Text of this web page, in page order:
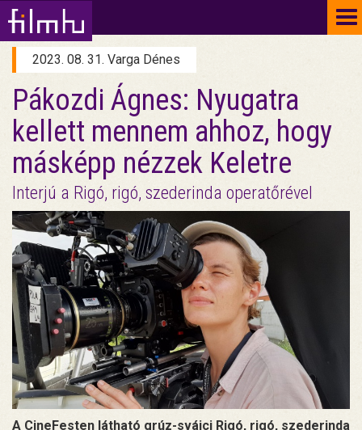
2023. 08. 31. Varga Dénes
Pákozdi Ágnes: Nyugatra
kellett mennem ahhoz, hogy
másképp nézzek Keletre
Interjú a Rigó, rigó, szederinda operatőrével
A CineFesten látható grúz-svájci Rigó, rigó, szederinda